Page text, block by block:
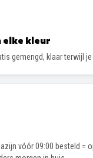
elke kleur
gemengd, klaar terwijl
vóór 09:00 besteld =